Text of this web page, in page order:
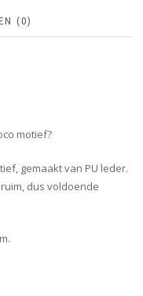
(0)
motief?
gemaakt van PU leder.
dus voldoende